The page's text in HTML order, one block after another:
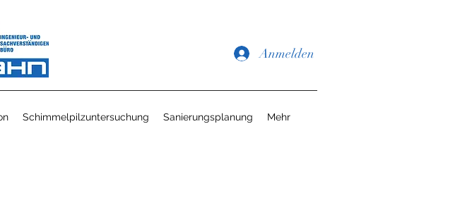
Anmelden
Schimmelpilzuntersuchung Sanierungsplanung Mehr